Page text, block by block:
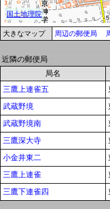
大きなマップ 周辺の郵便局
近隣の郵便局
局名
三鷹上連雀五
武蔵野境
武蔵野境南
三鷹深大寺
小金井東二
三鷹上連雀
三鷹下連雀四